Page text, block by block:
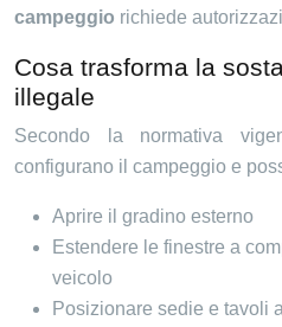
campeggio richiede
Cosa trasforma la
illegale
Secondo la normativa
configurano il campeggio e
Aprire il gradino esterno
Estendere le finestre a
veicolo
Posizionare sedie e tavoli